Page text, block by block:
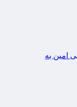
امین به